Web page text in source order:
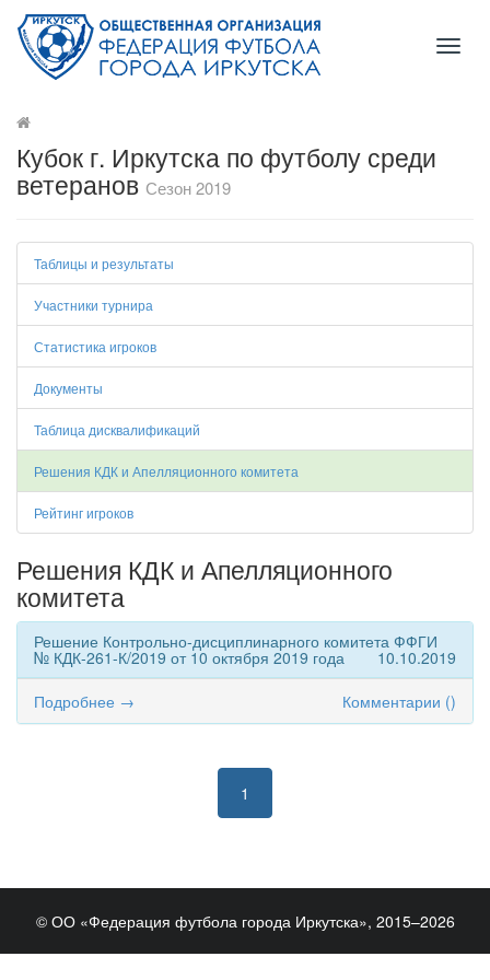
Кубок г. Иркутска по футболу среди
ветеранов Сезон 2019
Таблицы и результаты
Участники турнира
Статистика игроков
Документы
Таблица дисквалификаций
Решения КДК и Апелляционного комитета
Рейтинг игроков
Решения КДК и Апелляционного
комитета
Решение Контрольно-дисциплинарного комитета ФФГИ
№ КДК-261-К/2019 от 10 октября 2019 года
10.10.2019
Подробнее →
Комментарии ()
1
© ОО «Федерация футбола города Иркутска», 2015–2026